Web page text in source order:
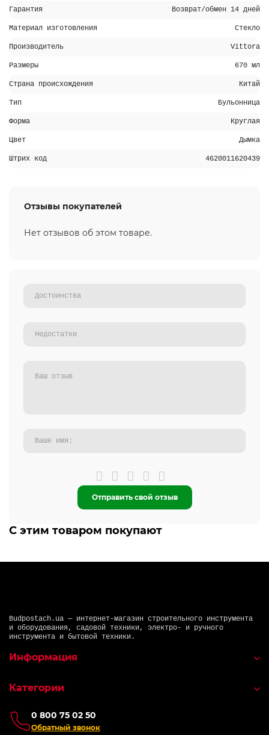
Гарантия Возврат/обмен 14 дней
Материал изготовления Стекло
Производитель Vittora
Размеры 670 мл
Страна происхождения Китай
Тип Бульонница
Форма Круглая
Цвет Дымка
Штрих код 4620011620439
Отзывы покупателей
Нет отзывов об этом товаре.
Отправить свой отзыв
С этим товаром покупают
Budpostach.ua — интернет-магазин строительного инструмента
и оборудования, садовой техники, электро- и ручного
инструмента и бытовой техники.
0 800 75 02 50
Обратный звонок
Информация
Категории